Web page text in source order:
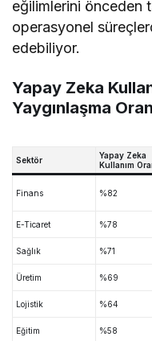
eğilimlerini önceden
operasyonel
edebiliyor.
Yapay Zeka
Yaygınlaşma
Sektör
Yapay Zeka
Kullanım
Finans %82
E-Ticaret %78
Sağlık %71
Üretim %69
Lojistik %64
Eğitim %58